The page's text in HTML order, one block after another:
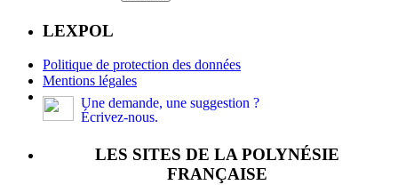
LEXPOL
Politique de protection des données
Mentions légales
Une demande, une suggestion ?
Écrivez-nous.
LES SITES DE LA POLYNÉSIE
FRANÇAISE